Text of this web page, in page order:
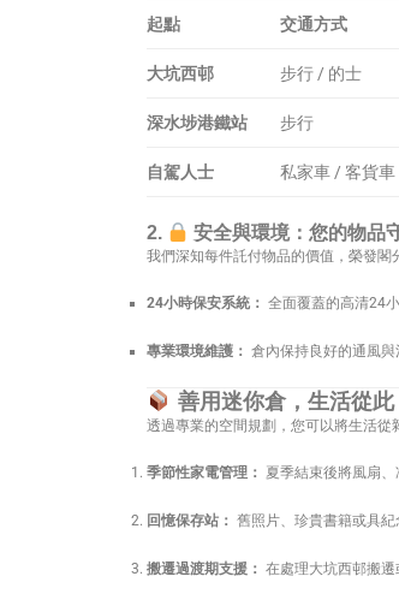
起點 交通方式
大坑西邨 步行 / 的士
深水埗港鐵站 步行
自駕人士 私家車 / 客貨車
2. 安全與環境：您的物品
我們深知每件託付物品的價值，榮發閣
24小時保安系統： 全面覆蓋的高清24
專業環境維護： 倉內保持良好的通風與
善用迷你倉，生活從此
透過專業的空間規劃，您可以將生活從
季節性家電管理： 夏季結束後將風扇
回憶保存站： 舊照片、珍貴書籍或具
搬遷過渡期支援： 在處理大坑西邨搬